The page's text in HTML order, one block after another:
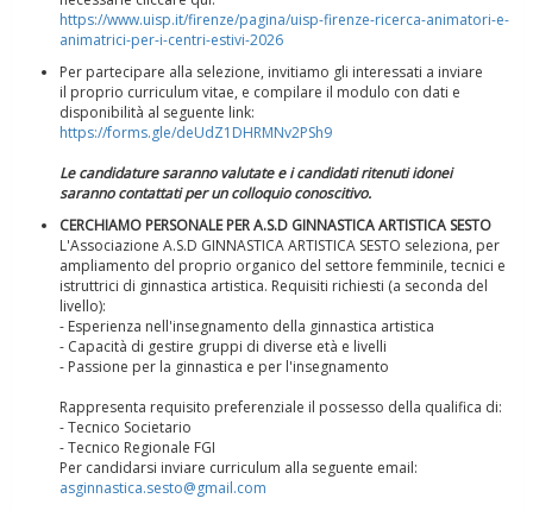
Ddl Lobby, Uisp: “Il Parlamento valorizzi le nostre specificità"
https://www.uisp.it/firenze/pagina/uisp-firenze-ricerca-animatori-e-
animatrici-per-i-centri-estivi-2026
Per partecipare alla selezione, invitiamo gli interessati a inviare
il proprio curriculum vitae, e compilare il modulo con dati e
disponibilità al seguente link:
https://forms.gle/deUdZ1DHRMNv2PSh9
Le candidature saranno valutate e i candidati ritenuti idonei
saranno contattati per un colloquio conoscitivo.
CERCHIAMO PERSONALE PER A.S.D GINNASTICA ARTISTICA SESTO
L'Associazione A.S.D GINNASTICA ARTISTICA SESTO seleziona, per
ampliamento del proprio organico del settore femminile, tecnici e
istruttrici di ginnastica artistica. Requisiti richiesti (a seconda del
livello):
- Esperienza nell'insegnamento della ginnastica artistica
- Capacità di gestire gruppi di diverse età e livelli
- Passione per la ginnastica e per l'insegnamento
Rappresenta requisito preferenziale il possesso della qualifica di:
- Tecnico Societario
- Tecnico Regionale FGI
Per candidarsi inviare curriculum alla seguente email:
asginnastica.sesto@gmail.com